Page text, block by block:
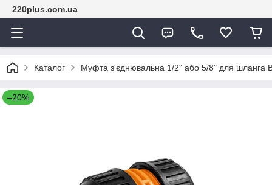
220plus.com.ua
Каталог Муфта з'єднювальна 1/2" або 5/8" для шланга
–20%